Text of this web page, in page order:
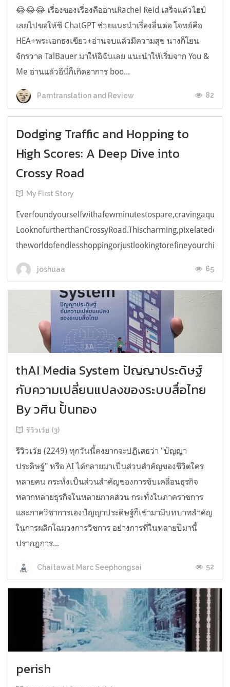
😂😂😂 เรื่องของเรื่องคืออ่านRachel Reid เสร็จแล้วไฮป์
เลยไปขอให้ชี ChatGPT ช่วยแนะนำเรื่องอื่นต่อ โจทย์คือ
HEA+พระเอกธงเขียว+อ่านจบแล้วมีความสุข นางก็โยน
จักรวาล TalBauer มาให้อิฉันเลย แนะนำให้เริ่มจาก You &
Me อ่านแล้วอีนี่ก็เกิดอาการ boo...
Parntranslation and Review 82
Dodging Traffic and Hopping to
High Scores: A Deep Dive into
Crossy Road
My First Story
joshuaa 65
thAI Media System ปัญญาประดิษฐ์
กับความเปลี่ยนแปลงของระบบสื่อไทย
By วศิน ปั้นทอง
รีวิวเว้ย (3)
รีวิวเว้ย (2249) ทุกวันนี้คงยากจะปฏิเสธว่า "ปัญญา
ประดิษฐ์" หรือ AI ได้กลายมาเป็นส่วนสำคัญของชีวิตใคร
หลายคน กระทั่งเป็นส่วนสำคัญของการขับเคลื่อนธุรกิจ
หลากหลายธุรกิจในหลายภาคส่วน กระทั่งในภาคราชการ
และภาควิชาการเองปัญญาประดิษฐ์ก็เข้ามามีบทบาทสำคัญ
ในการผลิกโฉมวงการวิชการ อย่างการที่ในหลายปีมานี้
ปรากฏการ...
Chaitawat Marc Seephongsai 52
perish